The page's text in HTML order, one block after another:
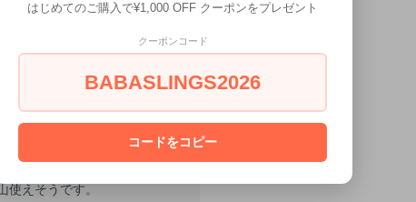
た。
っていましたが(失礼)、生
使えそうです。
はじめてのご購入で¥1,000 OFF クーポンをプレゼント
クーポンコード
BABASLINGS2026
コードをコピー